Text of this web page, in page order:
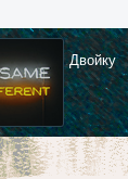
Двойку